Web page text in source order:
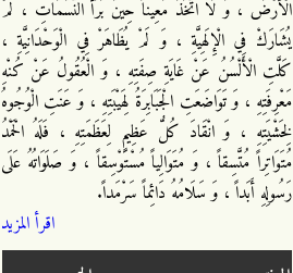
الْأَرْضَ ، وَ لَا اتَّخَذَ مُعِيناً حِينَ بَرَأَ النَّسَمَاتِ ، لَمْ
يُشَارَكْ فِي الْإِلَهِيَّةِ ، وَ لَمْ يُظَاهَرْ فِي الْوَحْدَانِيَّةِ ،
كَلَّتِ الْأَلْسُنُ عَنْ غَايَةِ صِفَتِهِ ، وَ الْعُقُولُ عَنْ كُنْهِ
مَعْرِفَتِهِ ، وَ تَوَاضَعَتِ الْجَبَابِرَةُ لِهَيْبَتِهِ ، وَ عَنَتِ الْوُجُوهُ
لِخَشْيَتِهِ ، وَ انْقَادَ كُلُّ عَظِيمٍ لِعَظَمَتِهِ ، فَلَهُ الْحَمْدُ
مُتَوَاتِراً مُتَّسِقاً ، وَ مُتَوَالِياً مُسْتَوْسِقاً ، وَ صَلَوَاتُهُ عَلَى
رَسُولِهِ أَبَداً ، وَ سَلَامُهُ دَائِماً سَرْمَداً.
اقرأ المزيد